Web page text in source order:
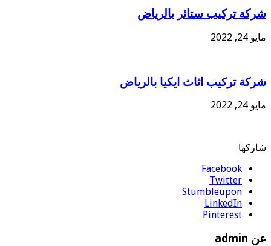
شركة تركيب ستائر بالرياض
مايو 24, 2022
شركة تركيب اثاث ايكيا بالرياض
مايو 24, 2022
شاركها
Facebook
Twitter
Stumbleupon
LinkedIn
Pinterest
عن admin